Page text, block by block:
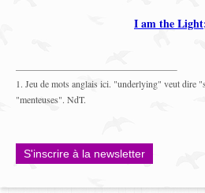
I am the
1. Jeu de mots anglais ici. "underlying" veut dire
"menteuses". NdT.
S'inscrire à la newsletter